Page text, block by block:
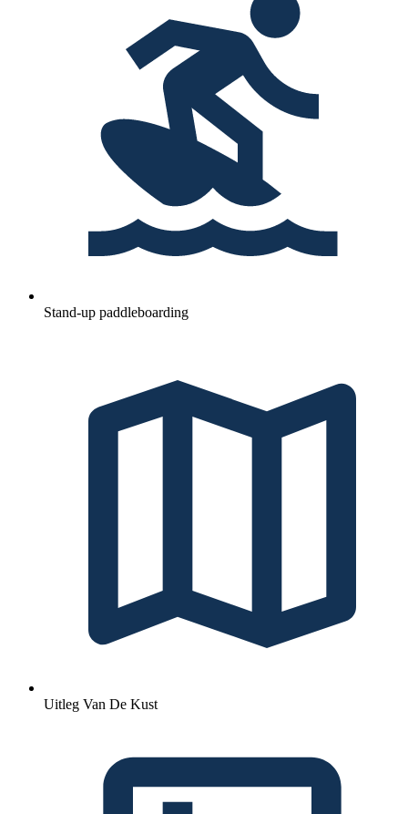
Stand-up paddleboarding
Uitleg Van De Kust